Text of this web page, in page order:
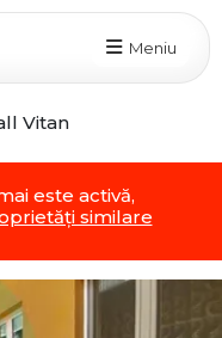
Meniu
Vitan
este activă,
similare